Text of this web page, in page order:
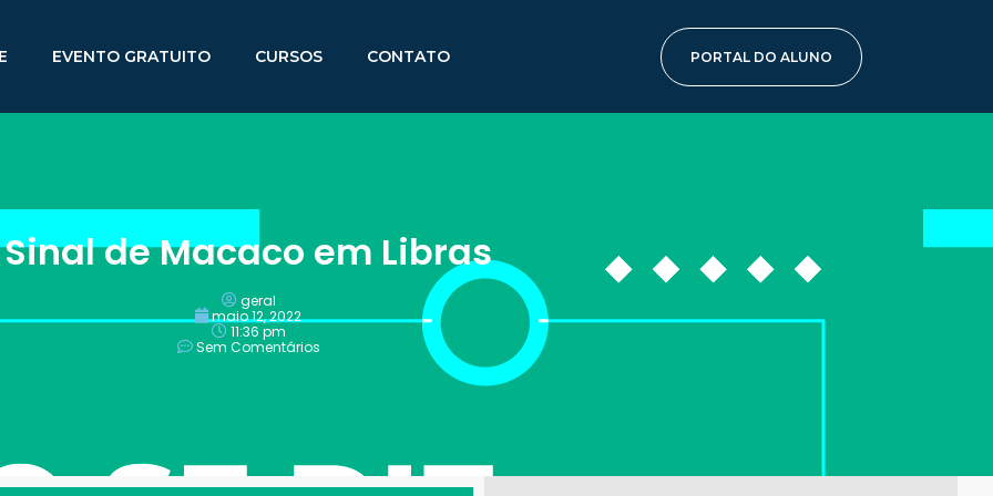
EVENTO GRATUITO CURSOS CONTATO PORTAL DO ALUNO
Sinal de Macaco em Libras
geral
maio 12, 2022
11:36 pm
Sem Comentários